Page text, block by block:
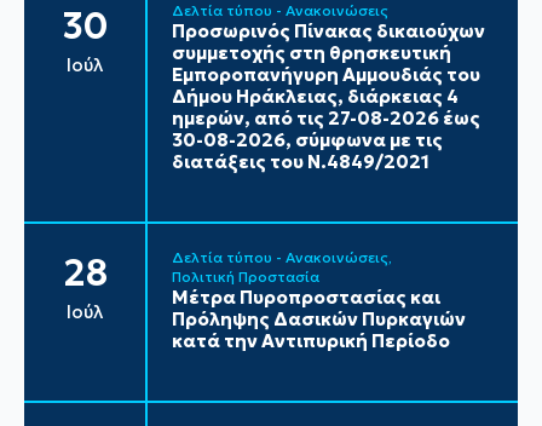
30
Ιούλ
Δελτία τύπου - Ανακοινώσεις
Προσωρινός Πίνακας δικαιούχων
συμμετοχής στη θρησκευτική
Εμποροπανήγυρη Αμμουδιάς του
Δήμου Ηράκλειας, διάρκειας 4
ημερών, από τις 27-08-2026 έως
30-08-2026, σύμφωνα με τις
διατάξεις του Ν.4849/2021
28
Ιούλ
Δελτία τύπου - Ανακοινώσεις
Πολιτική Προστασία
Μέτρα Πυροπροστασίας και
Πρόληψης Δασικών Πυρκαγιών
κατά την Αντιπυρική Περίοδο